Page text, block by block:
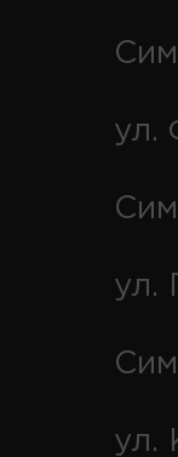
ул.
ул.
ул.